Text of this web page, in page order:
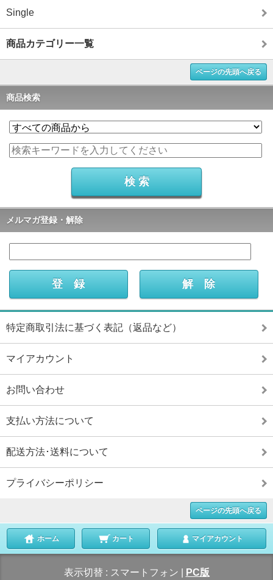
Single
商品カテゴリー一覧
ページの先頭へ戻る
商品検索
メルマガ登録・解除
特定商取引法に基づく表記（返品など）
マイアカウント
お問い合わせ
支払い方法について
配送方法･送料について
プライバシーポリシー
ページの先頭へ戻る
ホーム カート マイアカウント
表示切替 : スマートフォン PC版